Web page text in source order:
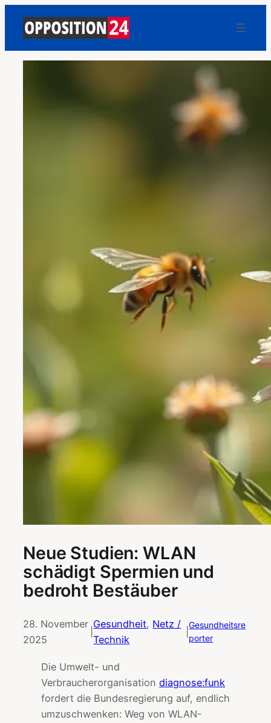
Neue Studien: WLAN
schädigt Spermien und
bedroht Bestäuber
28. November
2025
|
Gesundheit, Netz /
Technik
|
Gesundheitsre
porter
Die Umwelt- und
Verbraucherorganisation diagnose:funk
fordert die Bundesregierung auf, endlich
umzuschwenken: Weg von WLAN-